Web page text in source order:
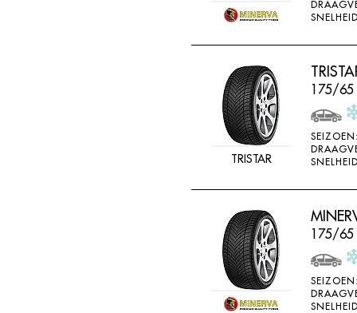
TRISTAR
175/65
175/65